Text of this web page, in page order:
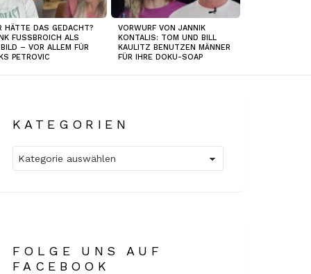
HÄTTE DAS GEDACHT?
FUSSBROICH ALS
– VOR ALLEM FÜR
PETROVIC
VORWURF VON JANNIK
KONTALIS: TOM UND BILL
KAULITZ BENUTZEN MÄNNER
FÜR IHRE DOKU-SOAP
KATEGORIEN
FOLGE UNS AUF
FACEBOOK